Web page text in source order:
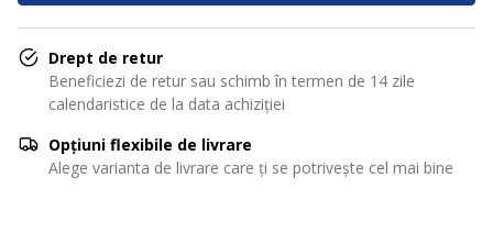
Drept de retur
Beneficiezi de retur sau schimb în termen de 14 zile
calendaristice de la data achiziției
Opțiuni flexibile de livrare
Alege varianta de livrare care ți se potrivește cel mai bine